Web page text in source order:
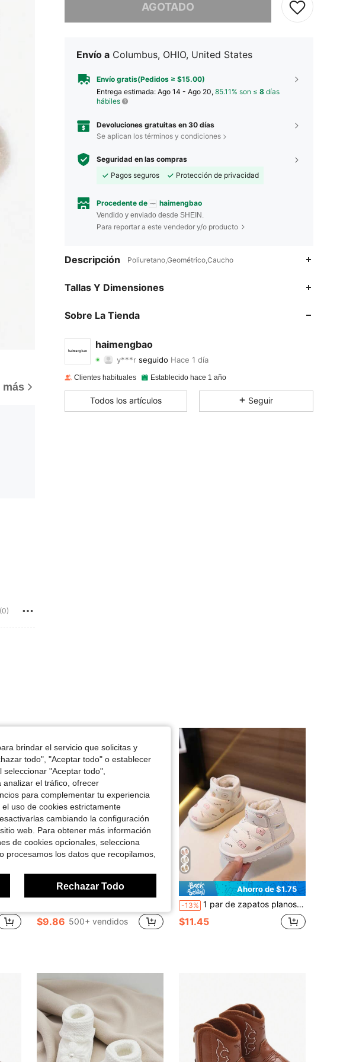
más
AGOTADO
Envío a Columbus, OHIO, United States
Envío gratis(Pedidos ≥ $15.00)
Entrega estimada: Ago 14 - Ago 20, 85.11% son ≤ 8 días
hábiles
Devoluciones gratuitas en 30 días
Se aplican los términos y condiciones
Seguridad en las compras
Pagos seguros
Protección de privacidad
Procedente de haimengbao
Vendido y enviado desde SHEIN.
Para reportar a este vendedor y/o producto
Descripción Poliuretano,Geométrico,Caucho
Tallas Y Dimensiones
Sobre La Tienda
haimengbao
y***rseguido
4.94 Calificación 70Artículos
4.94 70 2.2K
Clientes habituales Establecido hace 1 año
Todos los artículos Seguir
Venta Flash Ahorro de $2.14
$9.86 500+ vendidos
Ahorro de $1.75
-13% 1 par de zapatos planos de caña baja con decoración de patrón y cierre de gancho y bucle para niños para juego diario [Elegir según la longitud interior real en cm]
$11.45
brindar el servicio que solicitas y
todo", "Aceptar todo" o establecer
"Aceptar todo",
analizar el tráfico, ofrecer
para complementar tu experiencia
uso de cookies estrictamente
cambiando la configuración
web. Para obtener más información
de cookies opcionales, selecciona
procesamos los datos que recopilamos,
Rechazar Todo